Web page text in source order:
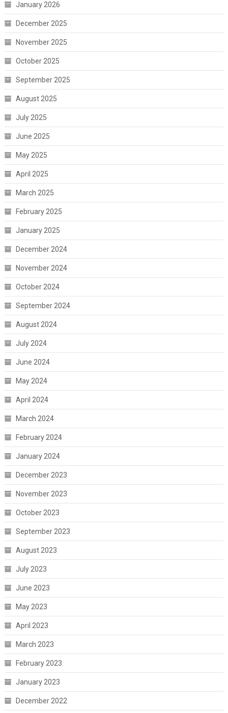
January 2026
December 2025
November 2025
October 2025
September 2025
August 2025
July 2025
June 2025
May 2025
April 2025
March 2025
February 2025
January 2025
December 2024
November 2024
October 2024
September 2024
August 2024
July 2024
June 2024
May 2024
April 2024
March 2024
February 2024
January 2024
December 2023
November 2023
October 2023
September 2023
August 2023
July 2023
June 2023
May 2023
April 2023
March 2023
February 2023
January 2023
December 2022